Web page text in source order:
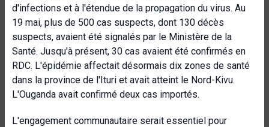
d'infections et à l'étendue de la propagation du virus. Au
19 mai, plus de 500 cas suspects, dont 130 décès
suspects, avaient été signalés par le Ministère de la
Santé. Jusqu'à présent, 30 cas avaient été confirmés en
RDC. L'épidémie affectait désormais dix zones de santé
dans la province de l'Ituri et avait atteint le Nord-Kivu.
L'Ouganda avait confirmé deux cas importés.
L'engagement communautaire serait essentiel pour